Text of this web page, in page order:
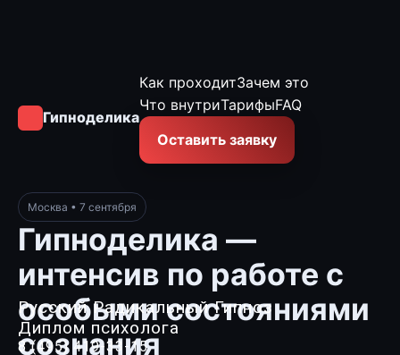
Русский Радикальный Гипноз
Диплом психолога
8 (495) 419-33-15
Гипноделика
Как проходитЗачем это
Что внутриТарифыFAQ
Оставить заявку
Москва • 7 сентября
Гипноделика —
интенсив по работе с
особыми состояниями
сознания